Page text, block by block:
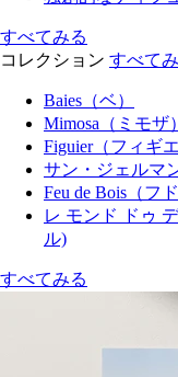
すべてみる
コレクション すべて
Baies（ベ）
Mimosa（ミモザ）
Figuier（フィギエ
サン・ジェルマ
Feu de Bois（フ
レ モンド ドゥ
ル)
すべてみる